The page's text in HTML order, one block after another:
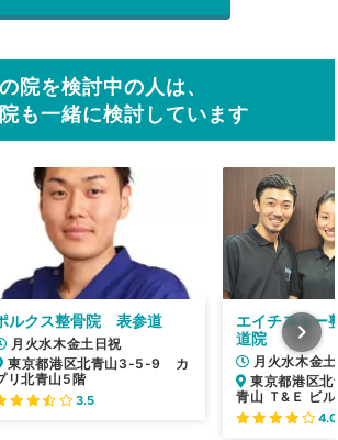
院を検討中の人は、
も一緒に検討しています
ルクス整骨院 表参道
月火水木金土日祝
東京都港区北青山3-5-9 カ
リ北青山5階
3.5
エイチスリ
道院
月火水木金
東京都港区
青山 Ｔ&Ｅ ビ
4.0